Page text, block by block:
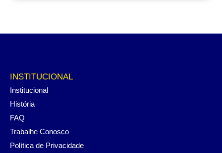
INSTITUCIONAL
Institucional
História
FAQ
Trabalhe Conosco
Política de Privacidade